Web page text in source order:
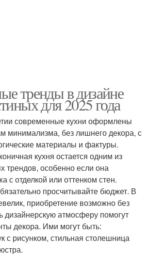
тренды в дизайне
для 2025 года
современные кухни оформлены
минимализма, без лишнего декора, с
материалы и фактуры.
кухня остается одним из
трендов, особенно если она
с отделкой или оттенком стен.
просчитывайте бюджет. В
приобретение возможно без
дизайнерскую атмосферу помогут
декора. Ими могут быть:
с рисунком, стильная столешница